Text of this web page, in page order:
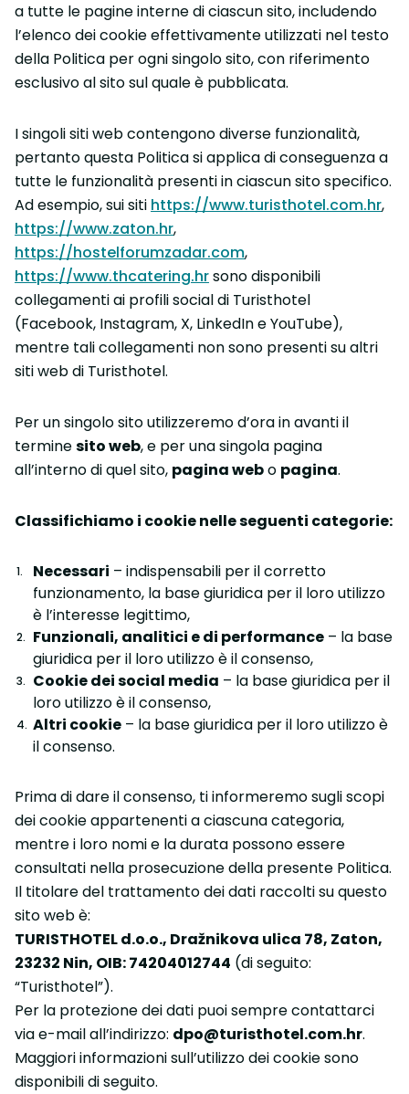
a tutte le pagine interne di ciascun sito, includendo
l’elenco dei cookie effettivamente utilizzati nel testo
della Politica per ogni singolo sito, con riferimento
esclusivo al sito sul quale è pubblicata.
I singoli siti web contengono diverse funzionalità,
pertanto questa Politica si applica di conseguenza a
tutte le funzionalità presenti in ciascun sito specifico.
Ad esempio, sui siti https://www.turisthotel.com.hr,
https://www.zaton.hr,
https://hostelforumzadar.com,
https://www.thcatering.hrsono disponibili
collegamenti ai profili social di Turisthotel
(Facebook, Instagram, X, LinkedIn e YouTube),
mentre tali collegamenti non sono presenti su altri
siti web di Turisthotel.
Per un singolo sito utilizzeremo d’ora in avanti il
terminesito web, e per una singola pagina
all’interno di quel sito, pagina webo pagina.
Classifichiamo i cookie nelle seguenti categorie:
Necessari – indispensabili per il corretto
funzionamento, la base giuridica per il loro utilizzo
è l’interesse legittimo,
Funzionali, analitici e di performance – la base
giuridica per il loro utilizzo è il consenso,
Cookie dei social media – la base giuridica per il
loro utilizzo è il consenso,
Altri cookie – la base giuridica per il loro utilizzo è
il consenso.
Prima di dare il consenso, ti informeremo sugli scopi
dei cookie appartenenti a ciascuna categoria,
mentre i loro nomi e la durata possono essere
consultati nella prosecuzione della presente Politica.
Il titolare del trattamento dei dati raccolti su questo
sito web è:
TURISTHOTEL d.o.o., Dražnikova ulica 78, Zaton,
23232 Nin, OIB: 74204012744 (di seguito:
“Turisthotel”).
Per la protezione dei dati puoi sempre contattarci
via e-mail all’indirizzo: dpo@turisthotel.com.hr.
Maggiori informazioni sull’utilizzo dei cookie sono
disponibili di seguito.